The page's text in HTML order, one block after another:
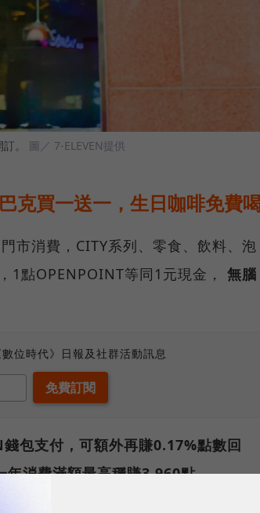
。 圖／ 7-ELEVEN提供
克買一送一，生日咖啡免費
市消費，CITY系列、零食、飲料、泡
1點OPENPOINT等同1元現金， 無腦
位時代》日報及社群活動訊息
包支付，可額外再賺0.17%點數回
年消費滿額最高穩賺3,960點
折抵，也可到7-ELEVEN折抵網購貨